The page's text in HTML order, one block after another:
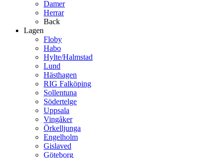
Damer
Herrar
Back
Lagen
Floby
Habo
Hylte/Halmstad
Lund
Hästhagen
RIG Falköping
Sollentuna
Södertelge
Uppsala
Vingåker
Örkelljunga
Engelholm
Gislaved
Göteborg